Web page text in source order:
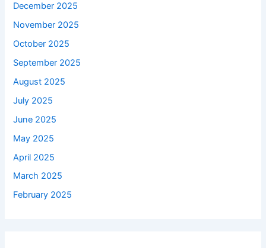
December 2025
November 2025
October 2025
September 2025
August 2025
July 2025
June 2025
May 2025
April 2025
March 2025
February 2025